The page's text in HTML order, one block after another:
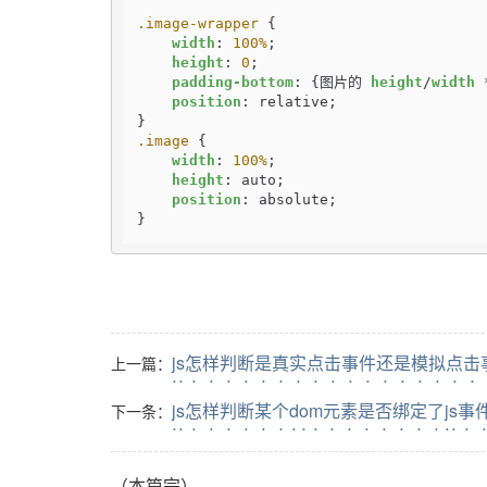
.image-wrapper {
width : 100%;
height : 0 ;
padding-bottom: {图片的 height /width
position : relative;
.image {
width : 100%;
height : auto;
position : absolute;
}
上一篇： js怎样判断是真实点击事件还是模拟点击
下一条： js怎样判断某个dom元素是否绑定了js事